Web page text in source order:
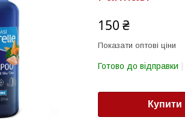
150 ₴
Показати оптові ціни
Готово до відправки
Купити